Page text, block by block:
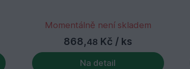
Momentálně není skladem
868,48 Kč / ks
Na detail